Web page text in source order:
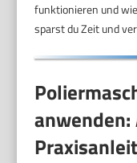
funktionieren und
sparst du Zeit und